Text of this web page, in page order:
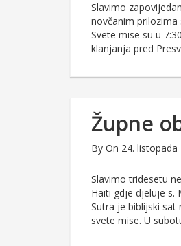
Slavimo
novčanim
Svete mise su u
klanjanja pred
Župne
By On 24. listopada
Slavimo tridesetu
Haiti gdje djeluje s.
Sutra je biblijski sat
svete mise. U